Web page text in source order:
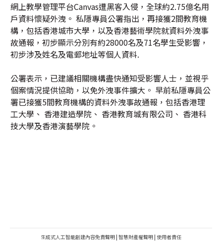
網上教學管理平台Canvas遭黑客入侵，全球約2.75億名用
戶資料懷疑外洩。 私隱專員公署指出，再接獲2間教育機
構，包括香港城市大學，以及香港藝術學院就資料外洩事
故通報，初步顯示分別有約28000名及71名學生受影響，
初步涉及姓名及電郵地址等個人資料.
公署表示，已建議相關機構盡快通知受影響人士，並視乎
個案情況提供協助，以免外洩事件擴大。 早前私隱專員公
署已接獲5間教育機構的資料外洩事故通報，包括香港理
工大學、 香港建造學院、 香港教育城有限公司、 香港科
技大學及香港演藝學院。
生成式人工智能創建內容免責聲明 | 智慧財產權聲明 | 使用者責任